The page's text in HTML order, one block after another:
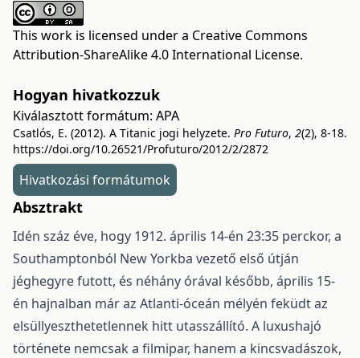
This work is licensed under a Creative Commons
Attribution-ShareAlike 4.0 International License.
Hogyan hivatkozzuk
Kiválasztott formátum: APA
Csatlós, E. (2012). A Titanic jogi helyzete. Pro Futuro, 2(2), 8-18.
https://doi.org/10.26521/Profuturo/2012/2/2872
Hivatkozási formátumok
Absztrakt
Idén száz éve, hogy 1912. április 14-én 23:35 perckor, a
Southamptonból New Yorkba vezető első útján
jéghegyre futott, és néhány órával később, április 15-
én hajnalban már az Atlanti-óceán mélyén feküdt az
elsüllyeszthetetlennek hitt utasszállító. A luxushajó
története nemcsak a filmipar, hanem a kincsvadászok,